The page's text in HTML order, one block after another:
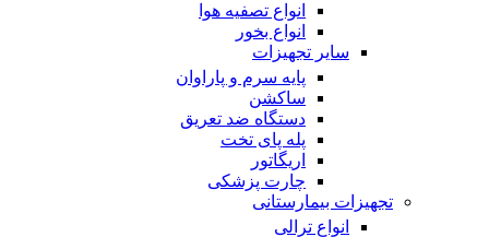
انواع تصفیه هوا
انواع بخور
سایر تجهیزات
پایه سرم و پاراوان
ساکشن
دستگاه ضد تعریق
پله پای تخت
اریگاتور
چارت پزشکی
تجهیزات بیمارستانی
انواع ترالی